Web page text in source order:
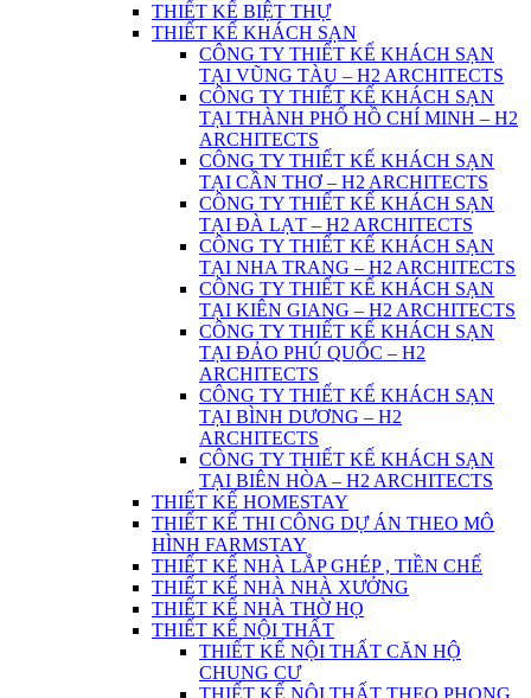
THIẾT KẾ BIỆT THỰ
THIẾT KẾ KHÁCH SẠN
CÔNG TY THIẾT KẾ KHÁCH SẠN
TẠI VŨNG TÀU – H2 ARCHITECTS
CÔNG TY THIẾT KẾ KHÁCH SẠN
TẠI THÀNH PHỐ HỒ CHÍ MINH – H2
ARCHITECTS
CÔNG TY THIẾT KẾ KHÁCH SẠN
TẠI CẦN THƠ – H2 ARCHITECTS
CÔNG TY THIẾT KẾ KHÁCH SẠN
TẠI ĐÀ LẠT – H2 ARCHITECTS
CÔNG TY THIẾT KẾ KHÁCH SẠN
TẠI NHA TRANG – H2 ARCHITECTS
CÔNG TY THIẾT KẾ KHÁCH SẠN
TẠI KIÊN GIANG – H2 ARCHITECTS
CÔNG TY THIẾT KẾ KHÁCH SẠN
TẠI ĐẢO PHÚ QUỐC – H2
ARCHITECTS
CÔNG TY THIẾT KẾ KHÁCH SẠN
TẠI BÌNH DƯƠNG – H2
ARCHITECTS
CÔNG TY THIẾT KẾ KHÁCH SẠN
TẠI BIÊN HÒA – H2 ARCHITECTS
THIẾT KẾ HOMESTAY
THIẾT KẾ THI CÔNG DỰ ÁN THEO MÔ
HÌNH FARMSTAY
THIẾT KẾ NHÀ LẮP GHÉP , TIỀN CHẾ
THIẾT KẾ NHÀ NHÀ XƯỞNG
THIẾT KẾ NHÀ THỜ HỌ
THIẾT KẾ NỘI THẤT
THIẾT KẾ NỘI THẤT CĂN HỘ
CHUNG CƯ